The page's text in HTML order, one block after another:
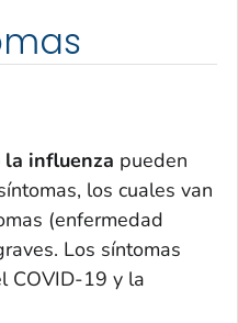
la influenza pueden
los cuales van
(enfermedad
Los síntomas
COVID-19 y la